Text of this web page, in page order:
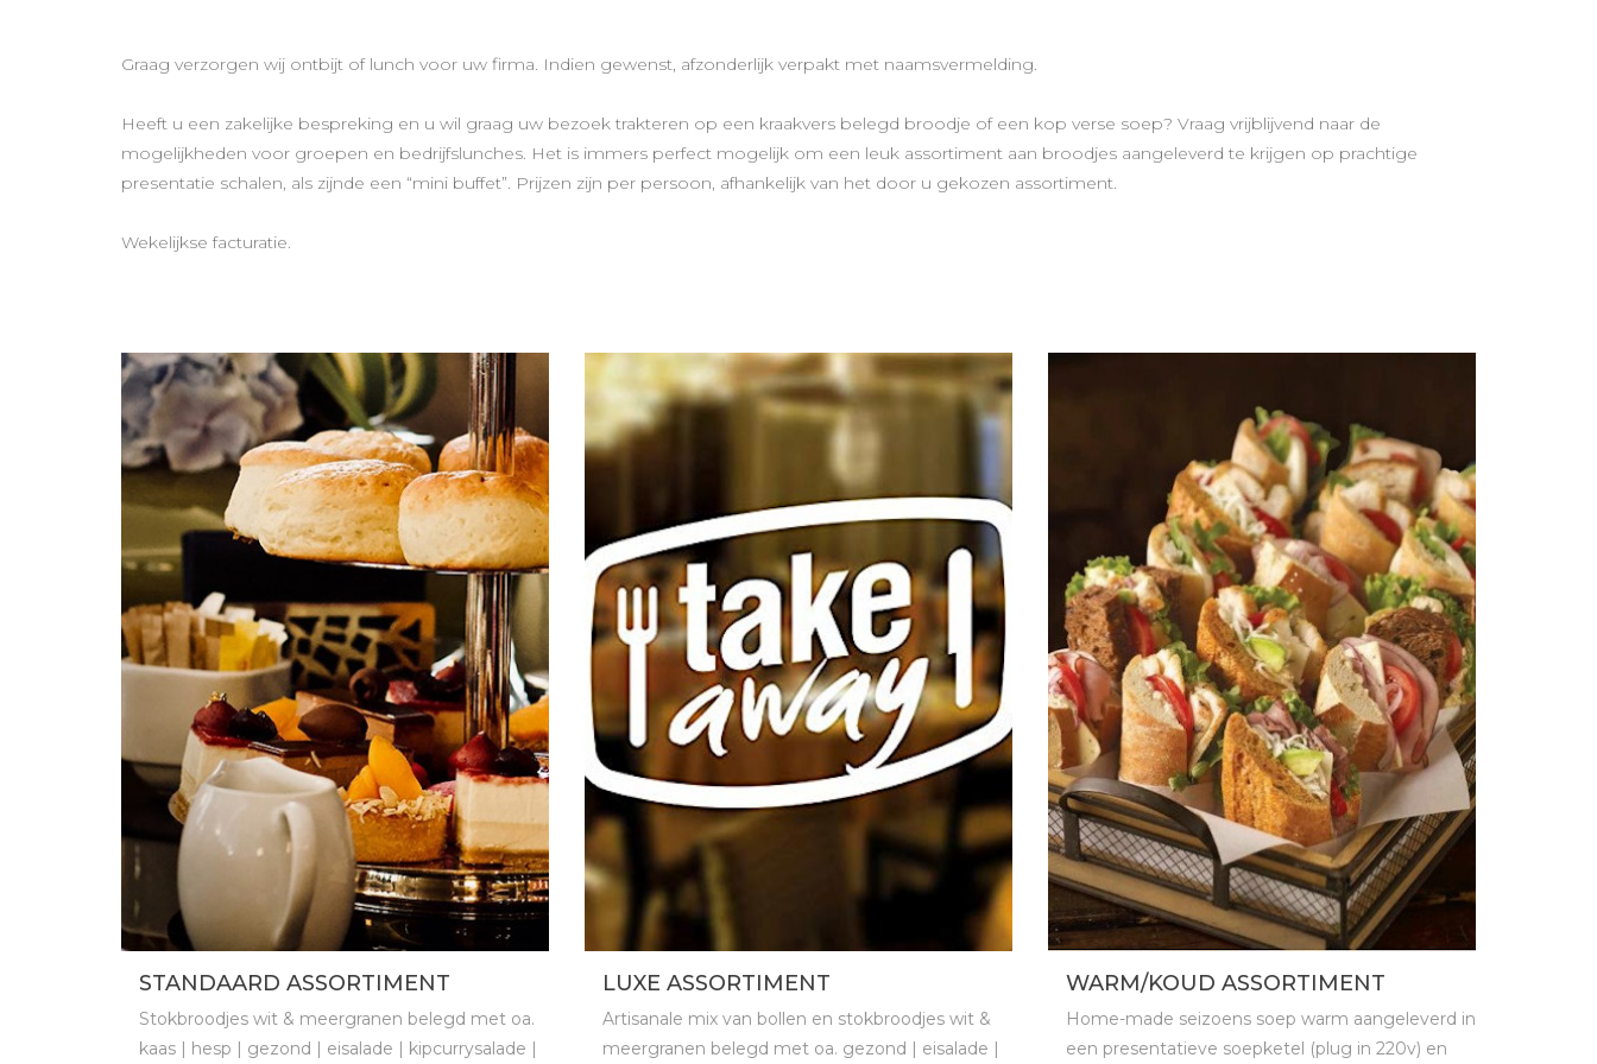
Graag verzorgen wij ontbijt of lunch voor uw firma. Indien gewenst, afzonderlijk verpakt met naamsvermelding.
Heeft u een zakelijke bespreking en u wil graag uw bezoek trakteren op een kraakvers belegd broodje of een kop verse soep? Vraag vrijblijvend naar de
mogelijkheden voor groepen en bedrijfslunches. Het is immers perfect mogelijk om een leuk assortiment aan broodjes aangeleverd te krijgen op prachtige
presentatie schalen, als zijnde een “mini buffet”. Prijzen zijn per persoon, afhankelijk van het door u gekozen assortiment.
Wekelijkse facturatie.
STANDAARD ASSORTIMENT
Stokbroodjes wit & meergranen belegd met oa.
kaas | hesp | gezond | eisalade | kipcurrysalade |
LUXE ASSORTIMENT
Artisanale mix van bollen en stokbroodjes wit &
meergranen belegd met oa. gezond | eisalade |
WARM/KOUD ASSORTIMENT
Home-made seizoens soep warm aangeleverd in
een presentatieve soepketel (plug in 220v) en